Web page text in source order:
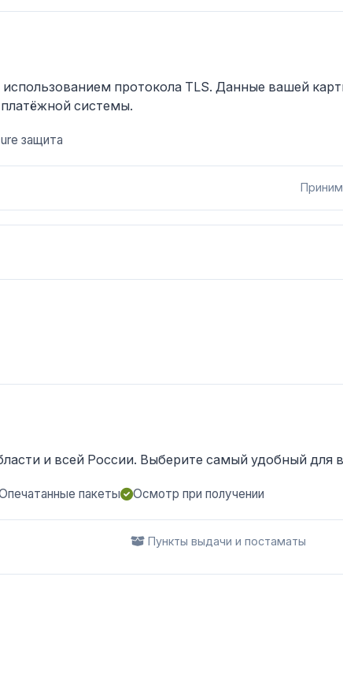
использованием протокола TLS. Данные вашей
системы.
защита
и всей России. Выберите самый удобный для
пакеты Осмотр при получении
Пункты выдачи и постаматы